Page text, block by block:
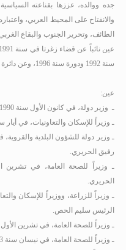
جده ووالده، عززها بقناعته
والانفتاح على المحيط العربي،
الطائف، وتحرير الجنوب والبقاع
عين نائباً عن قضاء زغرتا في سنة 1991
سنة 1992 ودورة سنة 1996، وعن دائرة الشمال الثانية في دورة سنة 2000
عين:
ـ وزير دولة، في كانون الأول سنة 1990، في حكومة الرئيس عمر كرامي.
ـ وزيراً للإسكان والتعاونيات، في أيار سنة 1992، في حكومة الرئيس رشيد
رفيق الحريري.
الحريري.
الرئيس سليم الحص.
ـ وزيراً للصحة العامة، في تشرين الأول سنة 2000، في حكومة الرئيس
ـ وزيراً للصحة العامة، في نيسان سنة 2003، في حكومة الرئيس رفيق الحريري.